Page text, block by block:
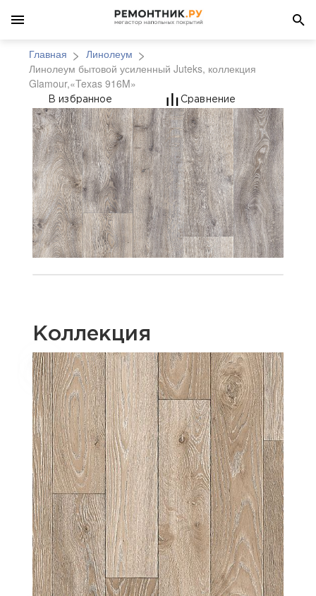
Главная
Линолеум
Линолеум бытовой усиленный Juteks, коллекция
Glamour,«Texas 916M»
Линолеум бытовой
В избранное Сравнение
Коллекция